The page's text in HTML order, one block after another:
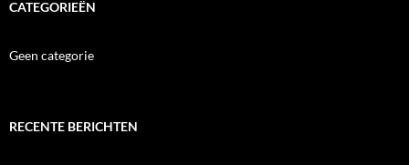
CATEGORIEËN
Geen categorie
RECENTE BERICHTEN